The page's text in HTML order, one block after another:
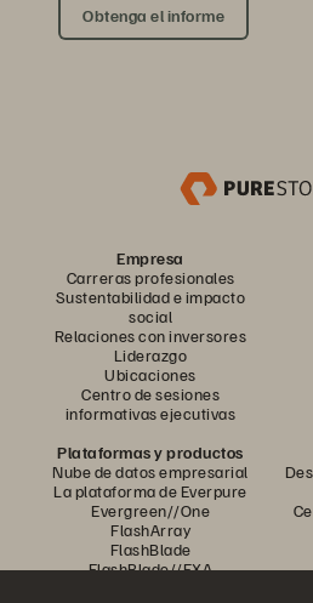
Obtenga el informe
Empresa
Carreras profesionales
Sustentabilidad e impacto
social
Relaciones con inversores
Liderazgo
Ubicaciones
Centro de sesiones
informativas ejecutivas
Plataformas y productos
Nube de datos empresarial
La plataforma de Everpure
Evergreen//One
FlashArray
FlashBlade
FlashBlade//EXA